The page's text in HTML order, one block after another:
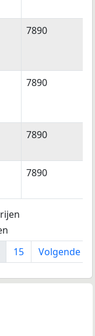
7890
7890
7890
7890
15 Volgende